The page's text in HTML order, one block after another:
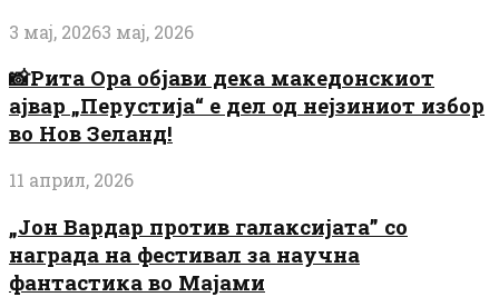
3 мај, 20263 мај, 2026
📸Рита Ора објави дека македонскиот
ајвар „Перустија“ е дел од нејзиниот избор
во Нов Зеланд!
11 април, 2026
„Јон Вардар против галаксијата” со
награда на фестивал за научна
фантастика во Мајами